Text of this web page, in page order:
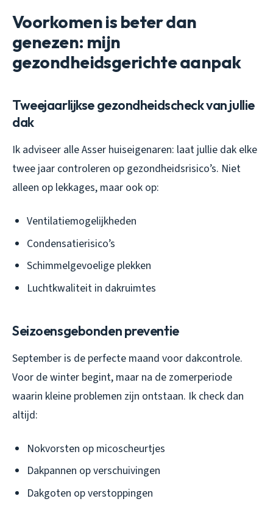
Voorkomen is beter dan
genezen: mijn
gezondheidsgerichte aanpak
Tweejaarlijkse gezondheidscheck van jullie
dak
Ik adviseer alle Asser huiseigenaren: laat jullie dak elke
twee jaar controleren op gezondheidsrisico’s. Niet
alleen op lekkages, maar ook op:
Ventilatiemogelijkheden
Condensatierisico’s
Schimmelgevoelige plekken
Luchtkwaliteit in dakruimtes
Seizoensgebonden preventie
September is de perfecte maand voor dakcontrole.
Voor de winter begint, maar na de zomerperiode
waarin kleine problemen zijn ontstaan. Ik check dan
altijd:
Nokvorsten op micoscheurtjes
Dakpannen op verschuivingen
Dakgoten op verstoppingen